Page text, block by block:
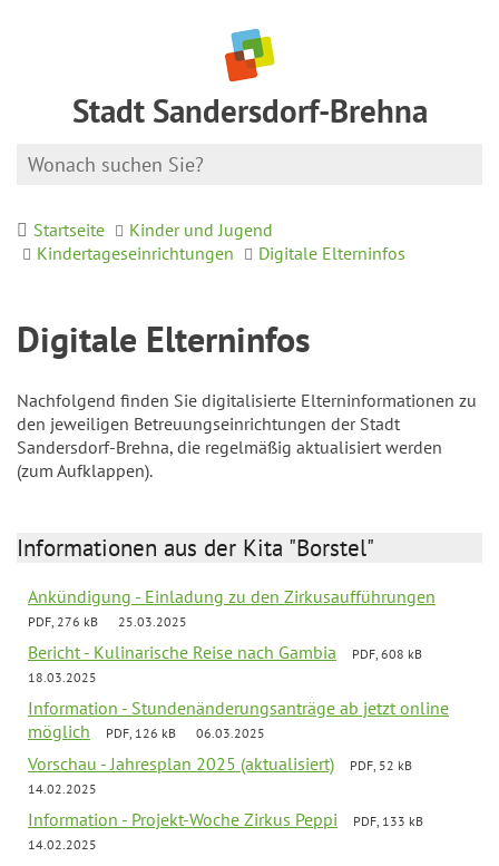
Stadt Sandersdorf-Brehna
Startseite
Kinder und Jugend
Kindertageseinrichtungen
Digitale Elterninfos
Digitale Elterninfos
Nachfolgend finden Sie digitalisierte Elterninformationen zu
den jeweiligen Betreuungseinrichtungen der Stadt
Sandersdorf-Brehna, die regelmäßig aktualisiert werden
(zum Aufklappen).
Informationen aus der Kita "Borstel"
Ankündigung - Einladung zu den Zirkusaufführungen
PDF, 276 kB 25.03.2025
Bericht - Kulinarische Reise nach Gambia
PDF, 608 kB
18.03.2025
Information - Stundenänderungsanträge ab jetzt online
möglich
PDF, 126 kB 06.03.2025
Vorschau - Jahresplan 2025 (aktualisiert)
PDF, 52 kB
14.02.2025
Information - Projekt-Woche Zirkus Peppi
PDF, 133 kB
14.02.2025